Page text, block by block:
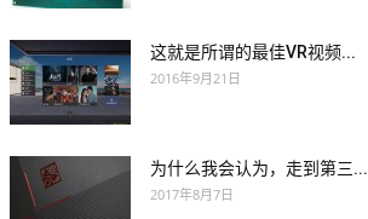
这就是所谓的最佳VR视频...
2016年9月21日
为什么我会认为，走到第三...
2017年8月7日